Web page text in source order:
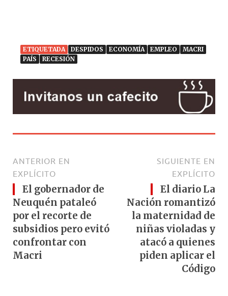
ETIQUETADA DESPIDOS ECONOMÍA EMPLEO
MACRI
PAÍS
RECESIÓN
ANTERIOR EN
EXPLÍCITO
El gobernador de
Neuquén pataleó
por el recorte de
subsidios pero evitó
confrontar con
Macri
SIGUIENTE EN
EXPLÍCITO
El diario La
Nación romantizó
la maternidad de
niñas violadas y
atacó a quienes
piden aplicar el
Código